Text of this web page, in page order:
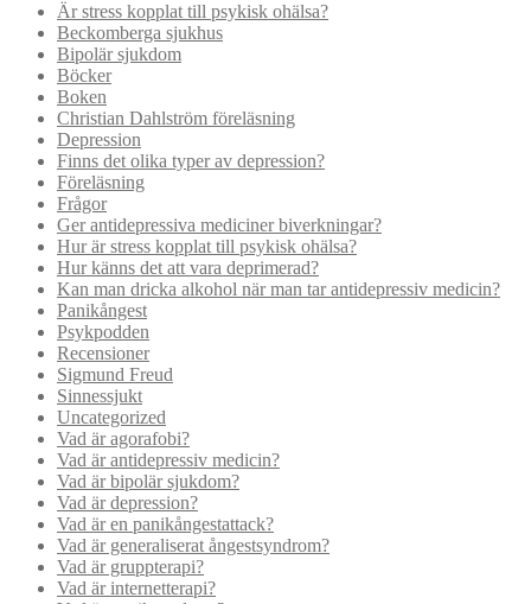
Är stress kopplat till psykisk ohälsa?
Beckomberga sjukhus
Bipolär sjukdom
Böcker
Boken
Christian Dahlström föreläsning
Depression
Finns det olika typer av depression?
Föreläsning
Frågor
Ger antidepressiva mediciner biverkningar?
Hur är stress kopplat till psykisk ohälsa?
Hur känns det att vara deprimerad?
Kan man dricka alkohol när man tar antidepressiv medicin?
Panikångest
Psykpodden
Recensioner
Sigmund Freud
Sinnessjukt
Uncategorized
Vad är agorafobi?
Vad är antidepressiv medicin?
Vad är bipolär sjukdom?
Vad är depression?
Vad är en panikångestattack?
Vad är generaliserat ångestsyndrom?
Vad är gruppterapi?
Vad är internetterapi?